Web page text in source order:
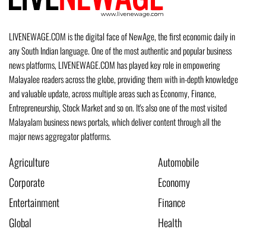
LIVENEWAGE.COM is the digital face of NewAge, the first economic daily in
any South Indian language. One of the most authentic and popular business
news platforms, LIVENEWAGE.COM has played key role in empowering
Malayalee readers across the globe, providing them with in-depth knowledge
and valuable update, across multiple areas such as Economy, Finance,
Entrepreneurship, Stock Market and so on. It's also one of the most visited
Malayalam business news portals, which deliver content through all the
major news aggregator platforms.
Agriculture
Automobile
Corporate
Economy
Entertainment
Finance
Global
Health